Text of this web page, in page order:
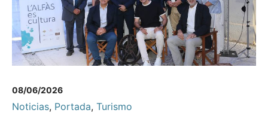
08/06/2026
Noticias, Portada, Turismo